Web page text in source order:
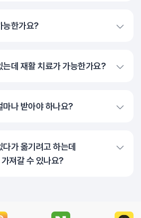
능한가요?
는데 재활 치료가 가능한가요?
마나 받아야 하나요?
다가 옮기려고 하는데
져갈 수 있나요?